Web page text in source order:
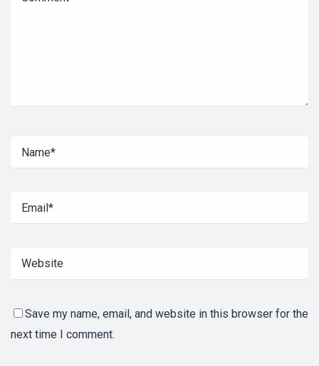
Save my name, email, and website in this browser for the
next time I comment.